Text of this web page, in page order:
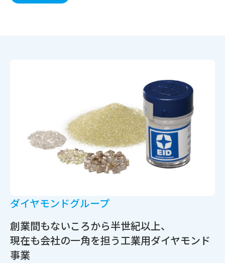
ダイヤモンドグループ
創業間もないころから半世紀以上、
現在も会社の一角を担う工業用ダイヤモンド
事業